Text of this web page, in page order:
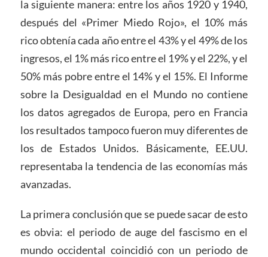
la siguiente manera: entre los años 1920 y 1940,
después del «Primer Miedo Rojo», el 10% más
rico obtenía cada año entre el 43% y el 49% de los
ingresos, el 1% más rico entre el 19% y el 22%, y el
50% más pobre entre el 14% y el 15%. El Informe
sobre la Desigualdad en el Mundo no contiene
los datos agregados de Europa, pero en Francia
los resultados tampoco fueron muy diferentes de
los de Estados Unidos. Básicamente, EE.UU.
representaba la tendencia de las economías más
avanzadas.
La primera conclusión que se puede sacar de esto
es obvia: el periodo de auge del fascismo en el
mundo occidental coincidió con un periodo de